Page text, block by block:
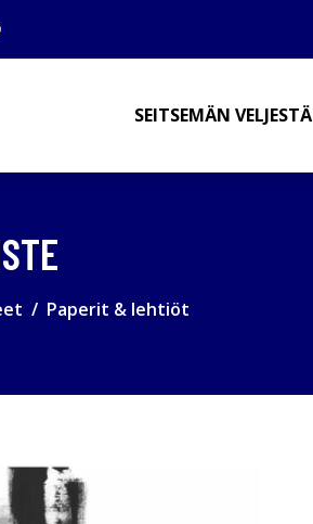
SEITSEMÄN VELJESTÄ
Paperit & lehtiöt